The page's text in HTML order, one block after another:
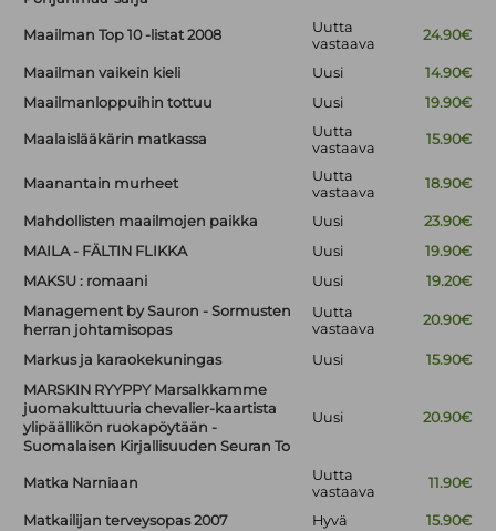
Maailman Top 10 -listat 2008
Uutta
vastaava
24.90€
Maailman vaikein kieli Uusi
14.90€
Maailmanloppuihin tottuu
Uusi 19.90€
Maalaislääkärin matkassa
Uutta
vastaava
15.90€
Maanantain murheet
Uutta
vastaava
18.90€
Mahdollisten maailmojen paikka Uusi
23.90€
MAILA - FÄLTIN FLIKKA
Uusi
19.90€
MAKSU : romaani
Uusi
19.20€
Management by Sauron - Sormusten
herran johtamisopas
Uutta
vastaava
20.90€
Markus ja karaokekuningas Uusi
15.90€
MARSKIN RYYPPY Marsalkkamme
juomakulttuuria chevalier-kaartista
ylipäällikön ruokapöytään -
Suomalaisen Kirjallisuuden Seuran To
Uusi 20.90€
Matka Narniaan
Uutta
vastaava
11.90€
Matkailijan terveysopas 2007 Hyvä
15.90€